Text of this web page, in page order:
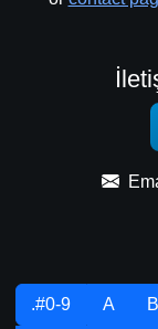
.#0-9 A B